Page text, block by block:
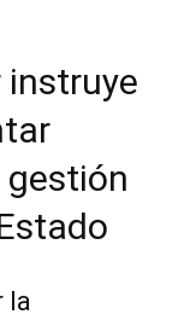
instruye
la